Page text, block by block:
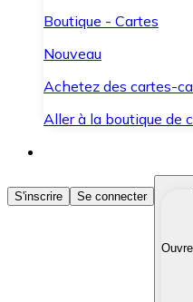
Boutique - Cartes
Nouveau
Achetez des cartes-
Aller à la boutique de
Acheter des
Achetez les
Convertissez vos
S'inscrire Se connecter